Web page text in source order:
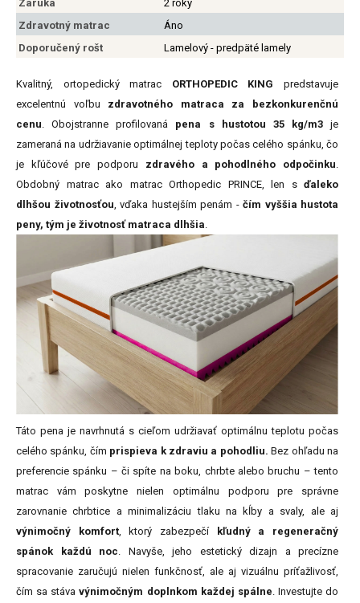
Záruka
2 roky
Zdravotný matrac
Áno
Doporučený rošt
Lamelový - predpäté lamely
Kvalitný, ortopedický matrac ORTHOPEDIC KING predstavuje
excelentnú voľbu zdravotného matraca za bezkonkurenčnú
cenu. Obojstranne profilovaná pena s hustotou 35 kg/m3je
zameraná na udržiavanie optimálnej teploty počas celého spánku, čo
je kľúčové pre podporu zdravého a pohodlného odpočinku.
Obdobný matrac ako matrac Orthopedic PRINCE, len s ďaleko
dlhšou životnosťou, vďaka hustejším penám - čím vyššia hustota
peny, tým je životnosť matraca dlhšia.
Táto pena je navrhnutá s cieľom udržiavať optimálnu teplotu počas
celého spánku, čím prispieva k zdraviu a pohodliu. Bez ohľadu na
preferencie spánku – či spíte na boku, chrbte alebo bruchu – tento
matrac vám poskytne nielen optimálnu podporu pre správne
zarovnanie chrbtice a minimalizáciu tlaku na kĺby a svaly, ale aj
výnimočný komfort, ktorý zabezpečí
kľudný a regeneračný
spánok každú noc . Navyše, jeho estetický dizajn a precízne
spracovanie zaručujú nielen funkčnosť, ale aj vizuálnu príťažlivosť,
čím sa stávavýnimočným doplnkom každej spálne . Investujte do